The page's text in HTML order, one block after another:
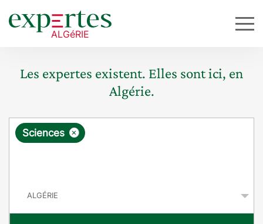
Les expertes existent. Elles sont ici, en
Algérie.
R
ê
×
Sciences